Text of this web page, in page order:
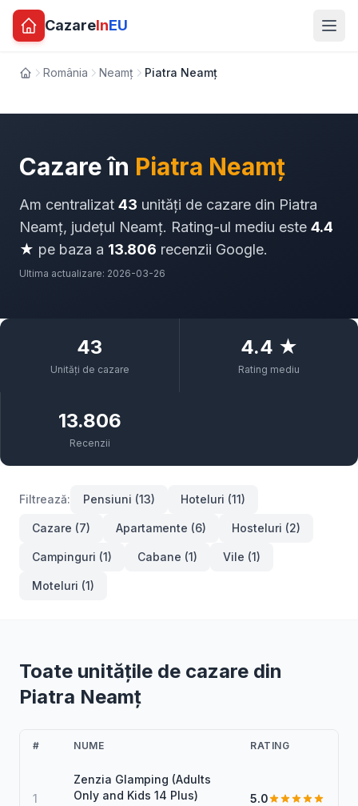
CazareInEU
AcasăRomânia Neamț Piatra Neamț
Cazare în Piatra Neamț
Am centralizat 43 unități de cazare din Piatra
Neamț, județul Neamț. Rating-ul mediu este 4.4
★ pe baza a 13.806 recenzii Google.
Ultima actualizare: 2026-03-26
43
Unități de cazare
4.4 ★
Rating mediu
13.806
Recenzii
Filtrează: Pensiuni (13) Hoteluri (11)
Cazare (7) Apartamente (6) Hosteluri (2)
Campinguri (1) Cabane (1) Vile (1)
Moteluri (1)
Toate unitățile de cazare din
Piatra Neamț
# NUME RATING
1
Zenzia Glamping (Adults
Only and Kids 14 Plus)
5.0